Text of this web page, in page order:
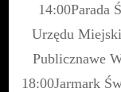
14:00Parada
Urzędu
Publicznawe
18:00Jarmark